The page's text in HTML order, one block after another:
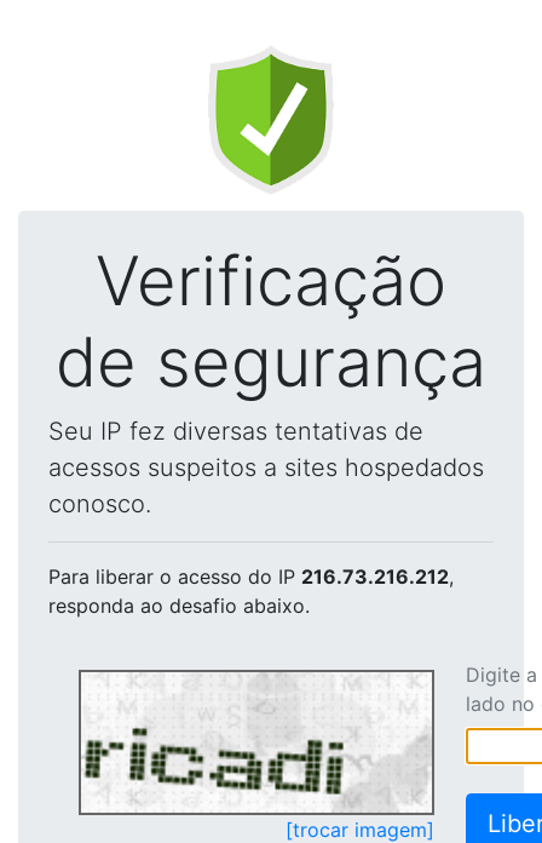
Verificação
de segurança
Seu IP fez diversas tentativas de
acessos suspeitos a sites hospedados
conosco.
Para liberar o acesso do IP 216.73.216.212,
responda ao desafio abaixo.
[trocar imagem]
Digite
lado no